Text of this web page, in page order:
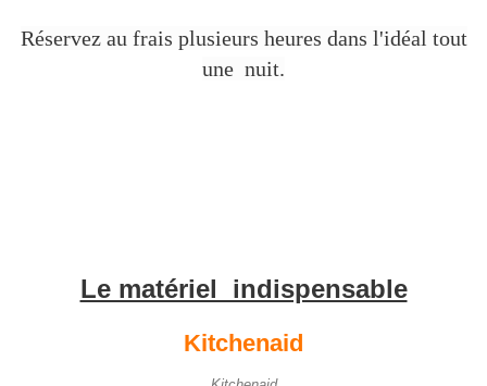
Réservez au frais plusieurs heures dans l'idéal tout
une nuit.
Le matériel indispensable
Kitchenaid